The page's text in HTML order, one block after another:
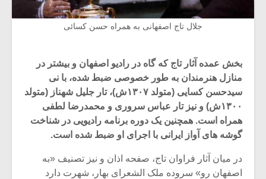
جلال تاج اصفهانی به همراه حسن کسائی
بخش عمده آثار تاج که گاه در رادیو اصفهان و بیشتر در
منازل هنرمندان به طور خصوصی ضبط شده، با نی
سیدحسن کسایی (متولد ۱۳۰۷ش)، تار جلیل شهناز (متولد
۱۳۰۰ش) و نیز تار عباس سروری و محمدرضا لطفی
همراه است. همچنین یک دوره برنامه رادیویی در شناخت
گوشه ‌های آواز ایرانی با اجرای او ضبط شده است.
در میان آثار فراوان تاج، صفحه اذان و نیز تصنیف «به
اصفهان رو» سروده ملک الشعرای بهار، شهرت دارد